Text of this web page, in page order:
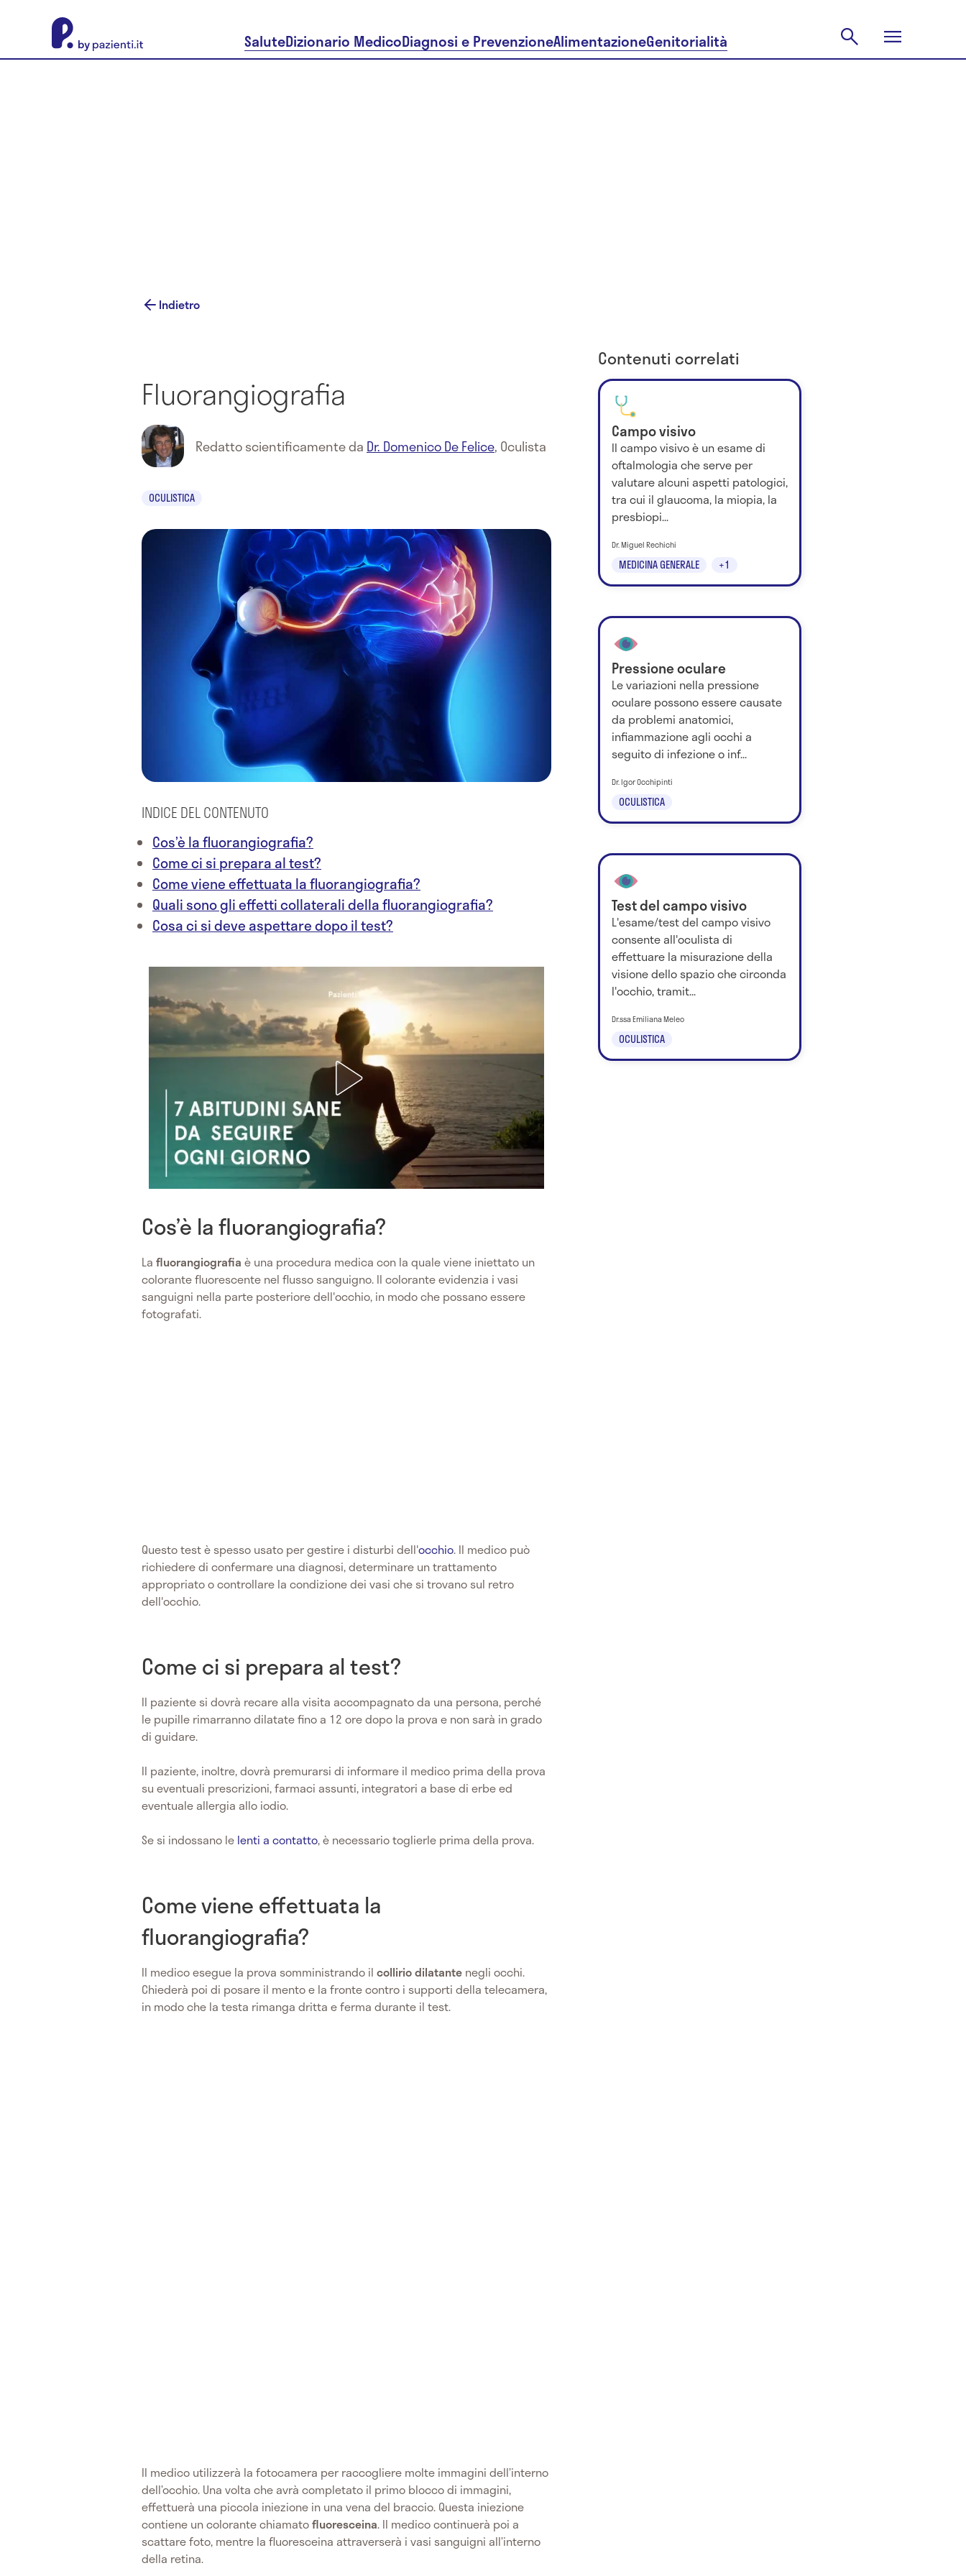
SaluteDizionario MedicoDiagnosi e PrevenzioneAlimentazioneGenitorialità
Indietro
Fluorangiografia
Redatto scientificamente da Dr. Domenico De Felice, Oculista
OCULISTICA
INDICE DEL CONTENUTO
Cos’è la fluorangiografia?
Come ci si prepara al test?
Come viene effettuata la fluorangiografia?
Quali sono gli effetti collaterali della fluorangiografia?
Cosa ci si deve aspettare dopo il test?
Cos’è la fluorangiografia?
La fluorangiografia è una procedura medica con la quale viene iniettato un
colorante fluorescente nel flusso sanguigno. Il colorante evidenzia i vasi
sanguigni nella parte posteriore dell'occhio, in modo che possano essere
fotografati.
Questo test è spesso usato per gestire i disturbi dell'occhio. Il medico può
richiedere di confermare una diagnosi, determinare un trattamento
appropriato o controllare la condizione dei vasi che si trovano sul retro
dell'occhio.
Come ci si prepara al test?
Il paziente si dovrà recare alla visita accompagnato da una persona, perché
le pupille rimarranno dilatate fino a 12 ore dopo la prova e non sarà in grado
di guidare.
Il paziente, inoltre, dovrà premurarsi di informare il medico prima della prova
su eventuali prescrizioni, farmaci assunti, integratori a base di erbe ed
eventuale allergia allo iodio.
Se si indossano le lenti a contatto, è necessario toglierle prima della prova.
Come viene effettuata la
fluorangiografia?
Il medico esegue la prova somministrando il colliriodilatante negli occhi.
Chiederà poi di posare il mento e la fronte contro i supporti della telecamera,
in modo che la testa rimanga dritta e ferma durante il test.
Il medico utilizzerà la fotocamera per raccogliere molte immagini dell’interno
dell’occhio. Una volta che avrà completato il primo blocco di immagini,
effettuerà una piccola iniezione in una vena del braccio. Questa iniezione
contiene un colorante chiamatofluoresceina. Il medico continuerà poi a
scattare foto, mentre la fluoresceina attraverserà i vasi sanguigni all’interno
della retina.
Contenuti correlati
Campo visivo
Il campo visivo è un esame di
oftalmologia che serve per
valutare alcuni aspetti patologici,
tra cui il glaucoma, la miopia, la
presbiopi...
MEDICINA GENERALE +1
Dr. Miguel Rechichi
Pressione oculare
Le variazioni nella pressione
oculare possono essere causate
da problemi anatomici,
infiammazione agli occhi a
seguito di infezione o inf...
OCULISTICA
Dr. Igor Occhipinti
Test del campo visivo
L'esame/test del campo visivo
consente all'oculista di
effettuare la misurazione della
visione dello spazio che circonda
l'occhio, tramit...
OCULISTICA
Dr.ssa Emiliana Meleo